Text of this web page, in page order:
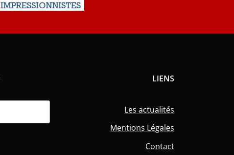
LIENS
Les actualités
Mentions Légales
Contact